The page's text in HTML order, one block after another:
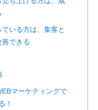
ている方は、集客と
善できる
マーケティングで
！